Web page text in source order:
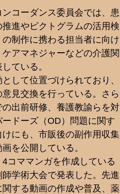
コーダンス委員会では、患
進やピクトグラムの活用検
制作に携わる担当者に向け
アマネジャーなどの介護関
ている。
して位置づけられており、
見交換を行っている。さら
出前研修、養護教諭らを対
ドーズ（OD）問題に関す
にも、市販後の副作用収集
を公開している。
コママンガを作成している
学術大会で発表した。先進
する動画の作成や普及、薬